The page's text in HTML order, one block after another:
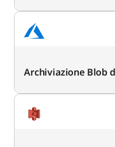
Archiviazione Blob